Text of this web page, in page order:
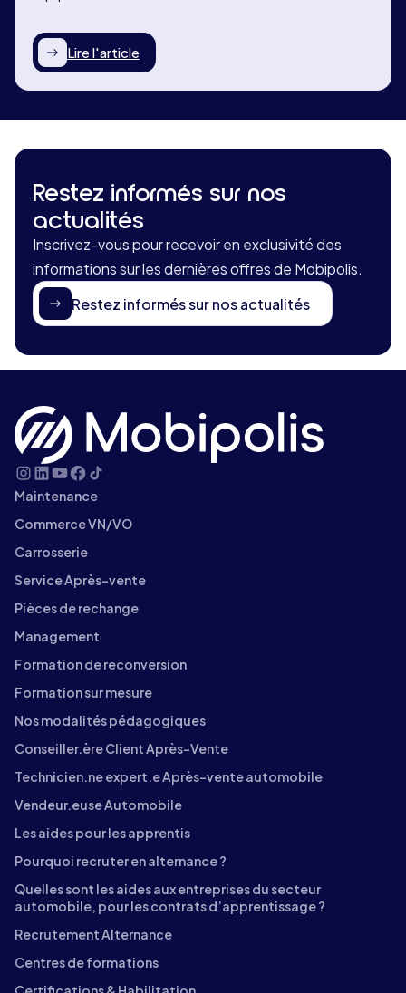
Lire l'article
Restez informés sur nos
actualités
Inscrivez-vous pour recevoir en exclusivité des
informations sur les dernières offres de Mobipolis.
Restez informés sur nos actualités
Maintenance
Commerce VN/VO
Carrosserie
Service Après-vente
Pièces de rechange
Management
Formation de reconversion
Formation sur mesure
Nos modalités pédagogiques
Conseiller.ère Client Après-Vente
Technicien.ne expert.e Après-vente automobile
Vendeur.euse Automobile
Les aides pour les apprentis
Pourquoi recruter en alternance ?
Quelles sont les aides aux entreprises du secteur
automobile, pour les contrats d’apprentissage ?
Recrutement Alternance
Centres de formations